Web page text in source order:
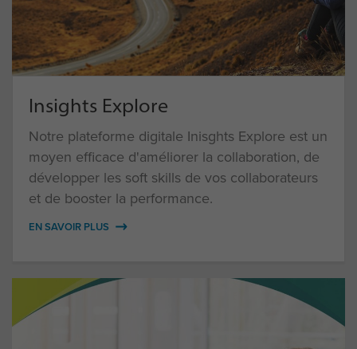
Insights Explore
Notre plateforme digitale Inisghts Explore est un
moyen efficace d'améliorer la collaboration, de
développer les soft skills de vos collaborateurs
et de booster la performance.
EN SAVOIR PLUS